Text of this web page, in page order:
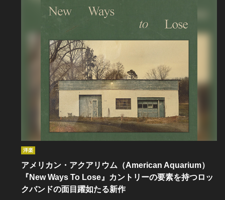
洋楽
アメリカン・アクアリウム（American Aquarium）
『New Ways To Lose』カントリーの要素を持つロッ
クバンドの面目躍如たる新作